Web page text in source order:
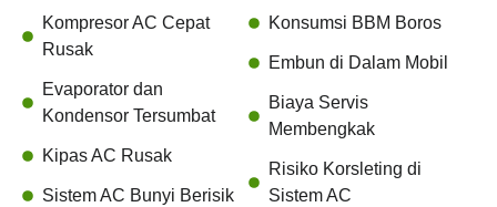
Kompresor AC Cepat
Rusak
Evaporator dan
Kondensor Tersumbat
Kipas AC Rusak
Sistem AC Bunyi Berisik
Konsumsi BBM Boros
Embun di Dalam Mobil
Biaya Servis
Membengkak
Risiko Korsleting di
Sistem AC